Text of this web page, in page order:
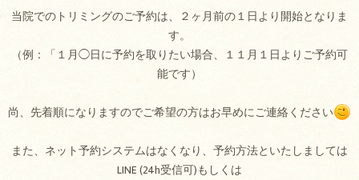
当院でのトリミングのご予約は、２ヶ月前の１日より開始となりま
す。
（例：「１月◯日に予約を取りたい場合、１１月１日よりご予約可
能です）
尚、先着順になりますのでご希望の方はお早めにご連絡ください
また、ネット予約システムはなくなり、予約方法といたしましては
LINE (24h受信可)もしくは